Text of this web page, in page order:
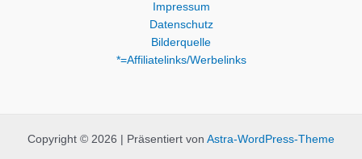
Impressum
Datenschutz
Bilderquelle
*=Affiliatelinks/Werbelinks
Copyright © 2026 | Präsentiert von Astra-WordPress-Theme